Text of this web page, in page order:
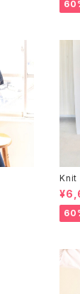
Knit